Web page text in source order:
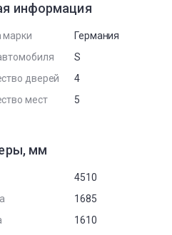
информация
марки
Германия
S
дверей
4
мест
5
мм
4510
1685
1610